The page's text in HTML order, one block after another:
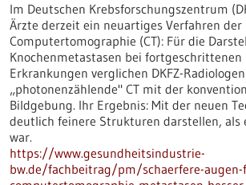
Im Deutschen Krebsforschungszentrum
Ärzte derzeit ein neuartiges Verfahren der
Computertomographie (CT): Für die
Knochenmetastasen bei fortgeschrittenen
Erkrankungen verglichen DKFZ-
„photonenzählende" CT mit der
Bildgebung. Ihr Ergebnis: Mit der neuen
deutlich feinere Strukturen darstellen, als
war.
https://www.gesundheitsindustrie-
bw.de/fachbeitrag/pm/schaerfere-augen-